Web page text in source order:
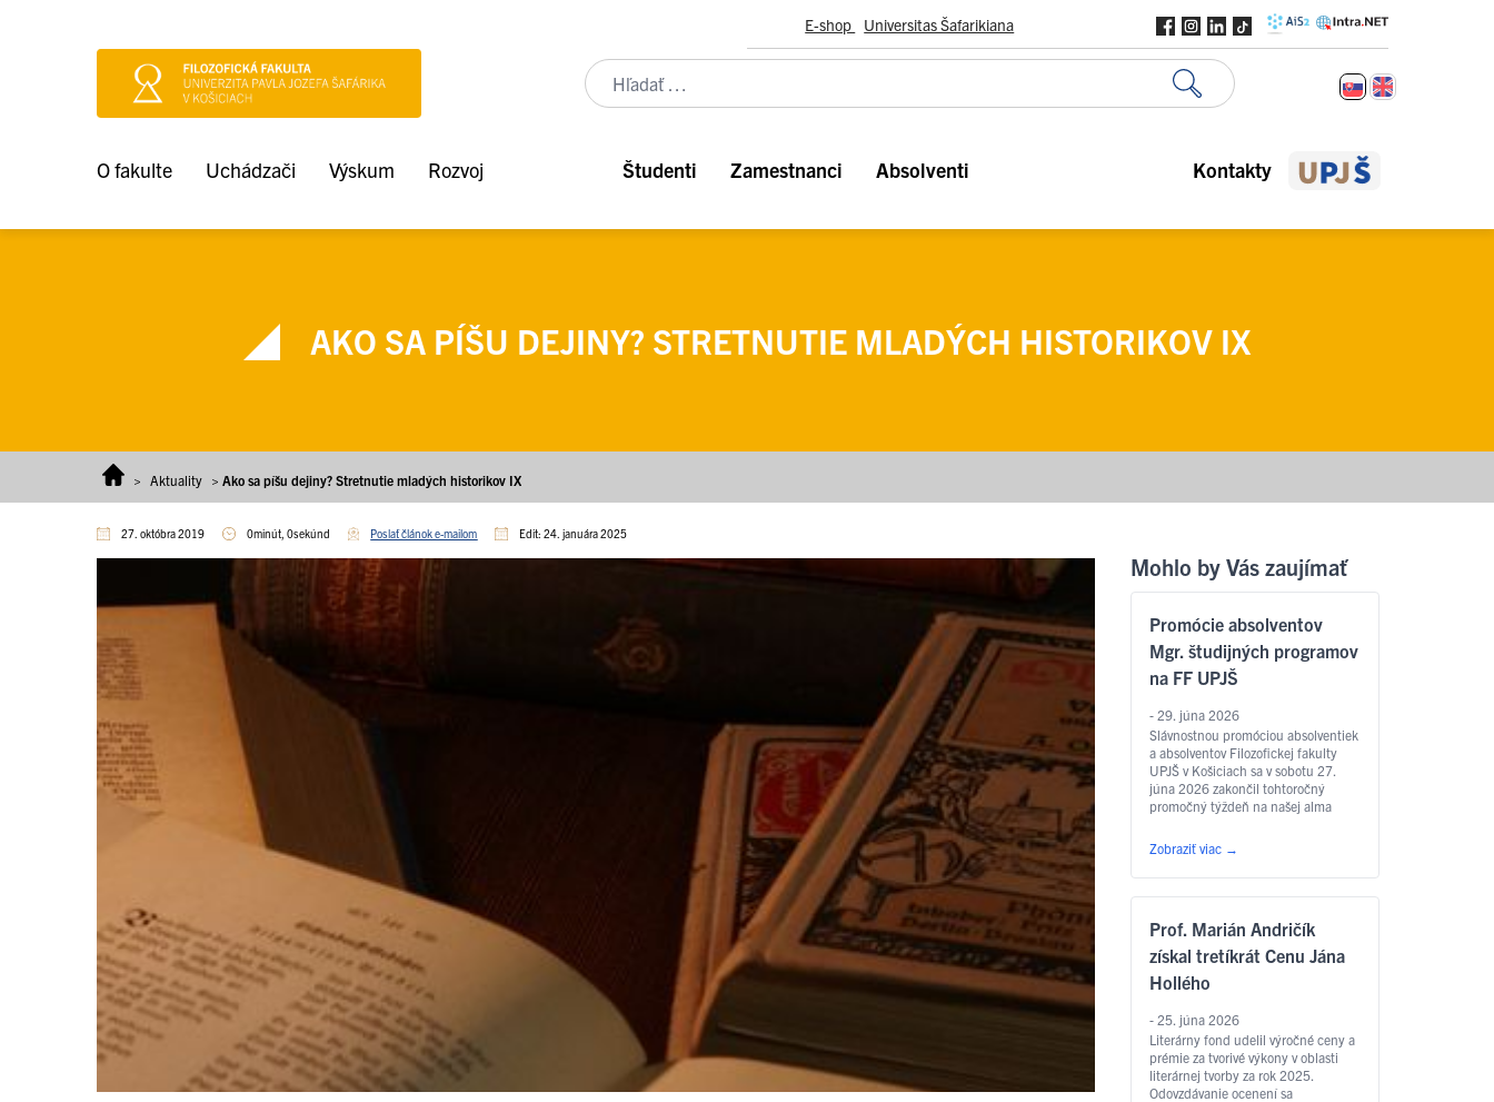
E-shop Universitas Šafarikiana
O fakulte Uchádzači Výskum Rozvoj Študenti Zamestnanci Absolventi Kontakty
AKO SA PÍŠU DEJINY? STRETNUTIE MLADÝCH HISTORIKOV IX
> Aktuality > Ako sa píšu dejiny? Stretnutie mladých historikov IX
27. októbra 2019 0minút, 0sekúnd Poslať článok e-mailom Edit: 24. januára 2025
Mohlo by Vás zaujímať
Promócie absolventov
Mgr. študijných programov
na FF UPJŠ
- 29. júna 2026
Slávnostnou promóciou absolventiek
a absolventov Filozofickej fakulty
UPJŠ v Košiciach sa v sobotu 27.
júna 2026 zakončil tohtoročný
promočný týždeň na našej alma
Aule Lekárskej fakulty UPJŠ na Tr.
SNP – o 9.00 hod. sa uskutočnili
promócie absolventov študijných
programov anglický jazyk pre
slovakisticko-mediálne štúdiá,
filozofia, sociálna práca …
Čítať
ďalej
Zobraziť viac →
Prof. Marián Andričík
získal tretíkrát Cenu Jána
Hollého
- 25. júna 2026
Literárny fond udelil výročné ceny a
prémie za tvorivé výkony v oblasti
literárnej tvorby za rok 2025.
Odovzdávanie ocenení sa